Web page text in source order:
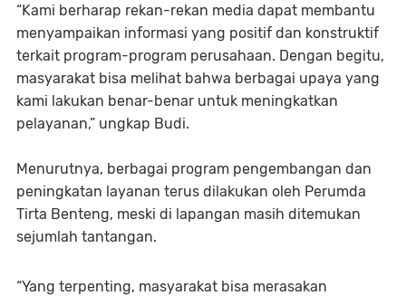
“Kami berharap rekan-rekan media dapat membantu
menyampaikan informasi yang positif dan konstruktif
terkait program-program perusahaan. Dengan begitu,
masyarakat bisa melihat bahwa berbagai upaya yang
kami lakukan benar-benar untuk meningkatkan
pelayanan,” ungkap Budi.
Menurutnya, berbagai program pengembangan dan
peningkatan layanan terus dilakukan oleh Perumda
Tirta Benteng, meski di lapangan masih ditemukan
sejumlah tantangan.
“Yang terpenting, masyarakat bisa merasakan